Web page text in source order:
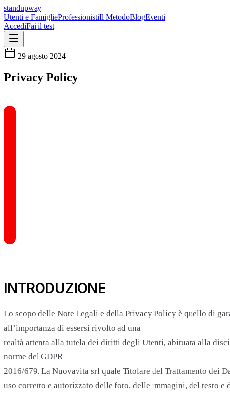
standupway
Utenti e FamiglieProfessionistiIl MetodoBlogEventi
AccediFai il test
29 agosto 2024
Privacy Policy
INTRODUZIONE
Lo scopo delle Note Legali e della Privacy Policy è quello di
all’importanza di essersi rivolto ad una
realtà attenta alla tutela dei diritti degli Utenti, abituata alla
norme del GDPR
2016/679. La Nuovavita srl quale Titolare del Trattamento dei
uso corretto e autorizzato delle foto, delle immagini, del testo